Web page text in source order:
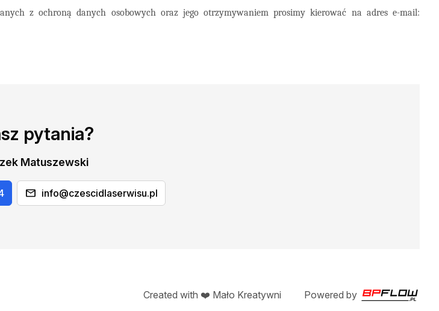
z ochroną danych osobowych oraz jego otrzymywaniem prosimy kierować na adres e-mail:
pytania?
Matuszewski
info@czescidlaserwisu.pl
Created with ❤️ Mało Kreatywni Powered by